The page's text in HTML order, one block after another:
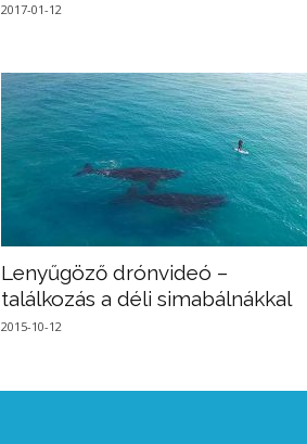
2017-01-12
Lenyűgöző drónvideó –
találkozás a déli simabálnákkal
2015-10-12